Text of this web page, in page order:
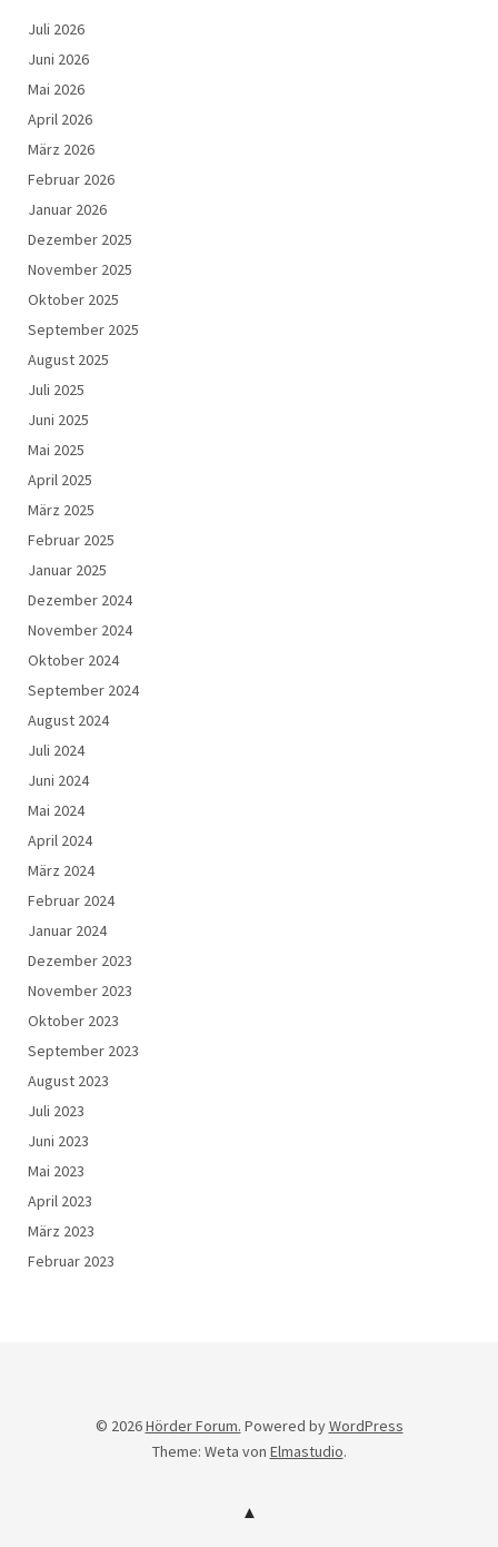
Juli 2026
Juni 2026
Mai 2026
April 2026
März 2026
Februar 2026
Januar 2026
Dezember 2025
November 2025
Oktober 2025
September 2025
August 2025
Juli 2025
Juni 2025
Mai 2025
April 2025
März 2025
Februar 2025
Januar 2025
Dezember 2024
November 2024
Oktober 2024
September 2024
August 2024
Juli 2024
Juni 2024
Mai 2024
April 2024
März 2024
Februar 2024
Januar 2024
Dezember 2023
November 2023
Oktober 2023
September 2023
August 2023
Juli 2023
Juni 2023
Mai 2023
April 2023
März 2023
Februar 2023
© 2026Hörder Forum. Powered byWordPress
Theme: Weta von Elmastudio.